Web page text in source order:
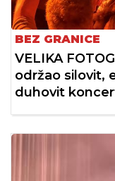
BEZ GRANICE
VELIKA
održao silovit,
duhovit